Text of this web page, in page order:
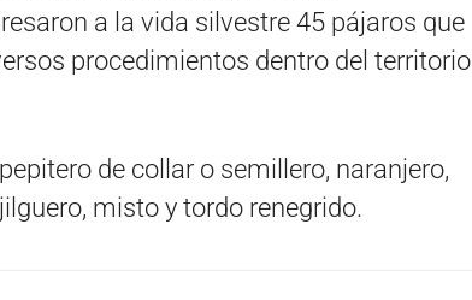
a la vida silvestre 45 pájaros que
procedimientos dentro del territorio
de collar o semillero, naranjero,
misto y tordo renegrido.